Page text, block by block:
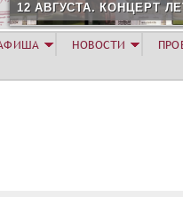
12 АВГУСТА. КОНЦЕРТ
НОВОСТИ